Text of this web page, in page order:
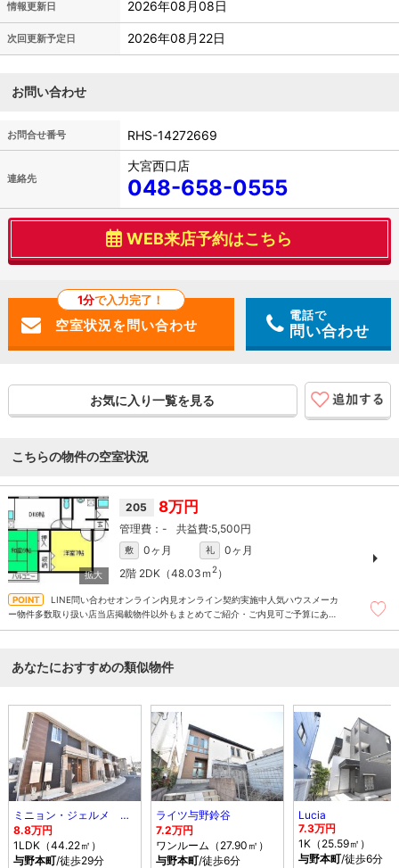
情報更新日 2026年08月08日
次回更新予定日 2026年08月22日
お問い合わせ
お問合せ番号 RHS-14272669
連絡先
大宮西口店
048-658-0555
WEB来店予約はこちら
1分で入力完了！
電話で
問い合わせ
お気に入り一覧を見る
こちらの物件の空室状況
205 8万円
- 5,500円
敷 0ヶ月 礼
0ヶ月
2階 2DK（48.03ｍ 2）
LINE問い合わせオンライン内見オンライン契約実施中人気ハウスメーカ
ー物件多数取り扱い店当店掲載物件以外もまとめてご紹介・ご内見可ご予算にあっ
あなたにおすすめの類似物件
ミニョン・ジェルメ 弐番館
8.8万円
1LDK（44.22㎡）
与野本町/徒歩29分
ライツ与野鈴谷
7.2万円
ワンルーム（27.90㎡）
与野本町/徒歩6分
Lucia
7.3万円
1K（25.59㎡）
与野本町/徒歩6分